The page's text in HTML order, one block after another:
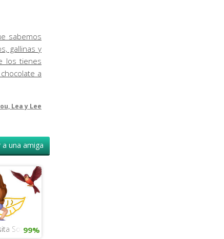
sabemos
gallinas y
los tienes
a
Lea y Lee
a una amiga
Sofía99%